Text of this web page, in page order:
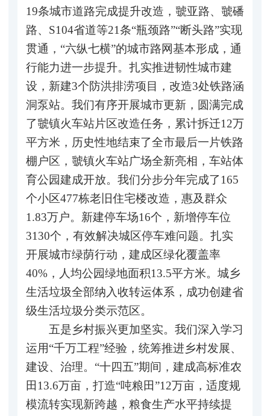
19条城市道路完成提升改造，虢亚路、虢磻
路、S104省道等21条“瓶颈路”“断头路”实现
贯通，“六纵七横”的城市路网基本形成，通
行能力进一步提升。扎实推进韧性城市建
设，新建3个防洪排涝项目，改造3处铁路涵
洞泵站。我们有序开展城市更新，圆满完成
了虢镇火车站片区改造任务，累计拆迁12万
平方米，历史性地结束了全市最后一片铁路
棚户区，虢镇火车站广场全新亮相，车站体
育公园建成开放。我们分步分年完成了165
个小区477栋老旧住宅楼改造，惠及群众
1.83万户。新建停车场16个，新增停车位
3130个，有效解决城区停车难问题。扎实
开展城市绿荫行动，建成区绿化覆盖率
40%，人均公园绿地面积13.5平方米。城乡
生活垃圾全部纳入收转运体系，成功创建省
级生活垃圾分类示范区。
五是乡村振兴更加坚实。我们深入学习
运用“千万工程”经验，统筹推进乡村发展、
建设、治理。“十四五”期间，建成高标准农
田13.6万亩，打造“吨粮田”12万亩，适度规
模流转实现新跨越，粮食生产水平持续提